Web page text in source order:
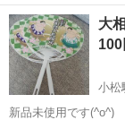
大
100
小松
新品未使用です(^o^)